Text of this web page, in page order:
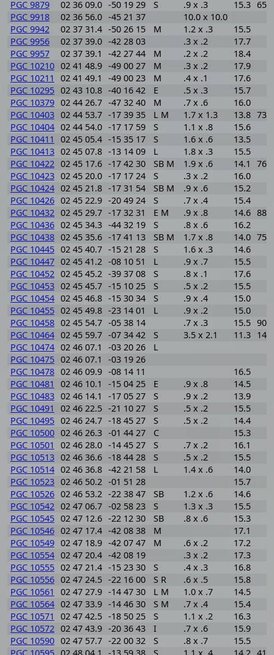
PGC 9879
02 36 09.0 -50 19 29 S .9 x .3 15.3
PGC 9918
02 36 56.0 -45 21 37
10.0 x 10.0
PGC 9942
02 37 31.4 -50 26 15 M 1.2 x .3
15.5
PGC 9956
02 37 39.0 -42 28 03 .3 x .2
17.7
PGC 9957
02 37 39.1 -42 27 44 M .2 x .2
18.4
PGC 10210 02 41 48.9 -49 00 27 M .3 x .2
17.9
PGC 10211
02 41 49.1 -49 00 23 M .4 x .1
17.6
PGC 10295 02 43 10.8 -40 16 42 E .5 x .3
15.7
PGC 10379 02 44 26.7 -47 32 40 M .7 x .6
16.0
PGC 10403 02 44 53.7 -17 39 35 L M 1.7 x 1.3 13.8
PGC 10404 02 44 54.0 -17 17 59 S 1.1 x .8
15.6
PGC 10411
02 45 05.4 -15 35 17 S 1.6 x .6
13.5
PGC 10413 02 45 07.8 -13 14 09 L 1.8 x .3
15.5
PGC 10422 02 45 17.6 -17 42 30 SB M 1.9 x .6 14.1
PGC 10423 02 45 20.0 -17 17 24 S .3 x .2
16.0
PGC 10424 02 45 21.8 -17 31 54 SB M .9 x .6
15.2
PGC 10426 02 45 22.9 -20 49 24 S .7 x .4
15.4
PGC 10432 02 45 29.7 -17 32 31 E M .9 x .8 14.6
PGC 10436 02 45 34.3 -44 32 19 S .8 x .6
16.2
PGC 10438 02 45 35.6 -17 41 13 SB M 1.7 x .8 14.0
PGC 10445 02 45 40.7 -15 21 28 S 1.6 x .3
14.6
PGC 10447 02 45 41.2 -08 10 51 L .9 x .7
15.5
PGC 10452 02 45 45.2 -39 37 08 S .8 x .1
17.6
PGC 10453 02 45 45.7 -15 10 25 S .5 x .2
15.5
PGC 10454 02 45 46.8 -15 30 34 S .9 x .4
15.0
PGC 10455 02 45 49.8 -23 14 01 L .9 x .2
15.0
PGC 10458 02 45 54.7 -05 38 14 .7 x .3 15.5
PGC 10464 02 45 59.7 -07 34 42 S 3.5 x 2.1 11.3
PGC 10474 02 46 07.1 -03 20 26
L
PGC 10475 02 46 07.1
-03 19 26
PGC 10478 02 46 09.9 -08 14 11
16.5
PGC 10481
02 46 10.1 -15 04 25 E .9 x .8
14.5
PGC 10483 02 46 14.1 -17 05 27 S .9 x .2
13.9
PGC 10491
02 46 22.5 -21 10 27 S .5 x .2
15.5
PGC 10495 02 46 24.7 -18 45 27 S .5 x .2
14.4
PGC 10500 02 46 26.3 -01 44 27 C
15.3
PGC 10501
02 46 28.0 -14 45 27 S .7 x .2
16.1
PGC 10513 02 46 36.6 -18 44 28 S .5 x .2
15.5
PGC 10514 02 46 36.8 -42 21 58 L 1.4 x .6
14.0
PGC 10523 02 46 50.2 -01 51 28
15.7
PGC 10526 02 46 53.2 -22 38 47 SB 1.2 x .6
14.6
PGC 10542 02 47 06.7 -02 58 23 S 1.3 x .3
15.5
PGC 10545 02 47 12.6 -22 12 30 SB .8 x .6
15.3
PGC 10546 02 47 17.4 -42 08 38 M
17.1
PGC 10549 02 47 18.9 -42 07 47 M .6 x .2
17.2
PGC 10554 02 47 20.4 -42 08 19 .3 x .2
17.3
PGC 10555 02 47 21.4 -15 23 30 S .4 x .3
16.8
PGC 10556 02 47 24.5 -22 16 00 S R .6 x .5
15.8
PGC 10561
02 47 27.9 -14 47 30 L M 1.0 x .7
14.5
PGC 10564 02 47 33.9 -14 46 30 S M .7 x .4
15.4
PGC 10571
02 47 42.5 -18 50 25 S 1.1 x .2
16.3
PGC 10572 02 47 43.9 -20 36 43 I .7 x .6
15.9
PGC 10590 02 47 57.7 -22 00 32 S .8 x .7
15.5